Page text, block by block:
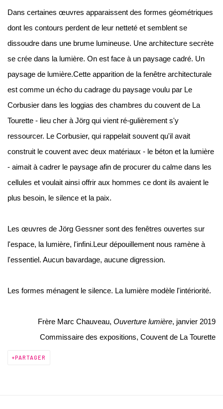
Dans certaines œuvres apparaissent des formes géométriques
dont les contours perdent de leur netteté et semblent se
dissoudre dans une brume lumineuse. Une architecture secrète
se crée dans la lumière. On est face à un paysage cadré. Un
paysage de lumière.Cette apparition de la fenêtre architecturale
est comme un écho du cadrage du paysage voulu par Le
Corbusier dans les loggias des chambres du couvent de La
Tourette - lieu cher à Jörg qui vient ré-gulièrement s'y
ressourcer. Le Corbusier, qui rappelait souvent qu'il avait
construit le couvent avec deux matériaux - le béton et la lumière
- aimait à cadrer le paysage afin de procurer du calme dans les
cellules et voulait ainsi offrir aux hommes ce dont ils avaient le
plus besoin, le silence et la paix.
Les œuvres de Jörg Gessner sont des fenêtres ouvertes sur
l'espace, la lumière, l'infini.Leur dépouillement nous ramène à
l'essentiel. Aucun bavardage, aucune digression.
Les formes ménagent le silence. La lumière modèle l'intériorité.
Frère Marc Chauveau, Ouverture lumière, janvier 2019
Commissaire des expositions, Couvent de La Tourette
PARTAGER